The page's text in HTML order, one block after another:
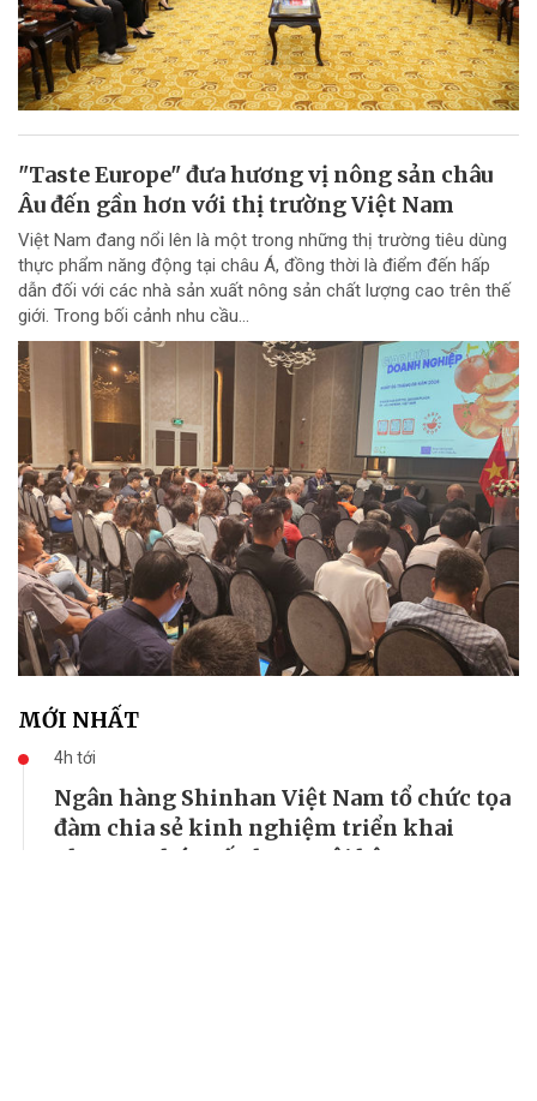
"Taste Europe" đưa hương vị nông sản châu
Âu đến gần hơn với thị trường Việt Nam
Việt Nam đang nổi lên là một trong những thị trường tiêu dùng
thực phẩm năng động tại châu Á, đồng thời là điểm đến hấp
dẫn đối với các nhà sản xuất nông sản chất lượng cao trên thế
giới. Trong bối cảnh nhu cầu...
MỚI NHẤT
4h tới
Ngân hàng Shinhan Việt Nam tổ chức tọa
đàm chia sẻ kinh nghiệm triển khai
phương pháp xếp hạng nội bộ IRB